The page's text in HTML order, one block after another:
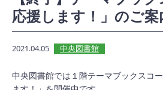
応援します！」のご案
2021.04.05 中央図書館
中央図書館では１階テーマブックスコ